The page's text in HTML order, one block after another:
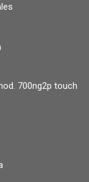
700ng2p touch